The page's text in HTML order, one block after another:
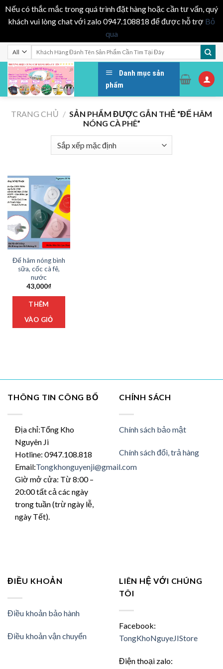
Nếu có thắc mắc trong quá trình đặt hàng hoặc cần tư vấn, quý
khách vui lòng chat với zalo 0947.108818 để được hỗ trợ Bỏ
qua
Skip
to
content
Danh mục sản
phẩm
TRANG CHỦ / SẢN PHẨM ĐƯỢC GẮN THẺ “ĐẾ HÂM
NÓNG CÀ PHÊ”
Đế hâm nóng bình
sữa, cốc cà fê,
nước
43,000₫
THÊM
VÀO GIỎ
THÔNG TIN CÔNG BỐ
Địa chỉ:Tổng Kho
Nguyên Ji
Hotline: 0947.108.818
Email:Tongkhonguyenji@gmail.com
Giờ mở cửa: Từ 8:00 –
20:00 tất cả các ngày
trong tuần (trừ ngày lễ,
ngày Tết).
CHÍNH SÁCH
Chính sách bảo mật
Chính sách đổi, trả hàng
ĐIỀU KHOẢN
Điều khoản bảo hành
Điều khoản vận chuyển
LIÊN HỆ VỚI CHÚNG
TÔI
Facebook:
TongKhoNguyeJIStore
Điện thoại zalo: